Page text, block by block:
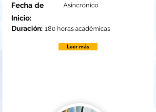
Duración: 180 horas académicas
Fecha de
Inicio:
Asincrónico
Leer más